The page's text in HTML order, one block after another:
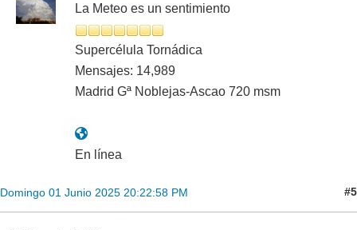
La Meteo es un sentimiento
Supercélula Tornádica
Mensajes: 14,989
Madrid Gª Noblejas-Ascao 720 msm
En línea
Domingo 01 Junio 2025 20:22:58 PM #5